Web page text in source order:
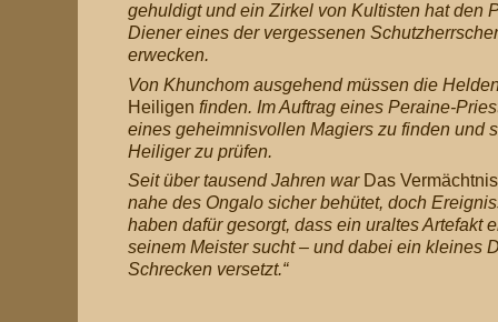
gehuldigt und ein Zirkel von Kultisten hat den
Diener eines der vergessenen
erwecken.
Von Khunchom ausgehend müssen die
Heiligen finden. Im Auftrag eines Peraine-
eines geheimnisvollen Magiers zu finden und
Heiliger zu prüfen.
Seit über tausend Jahren war Das
nahe des Ongalo sicher behütet, doch
haben dafür gesorgt, dass ein uraltes Artefakt
seinem Meister sucht – und dabei ein kleines
Schrecken versetzt.“